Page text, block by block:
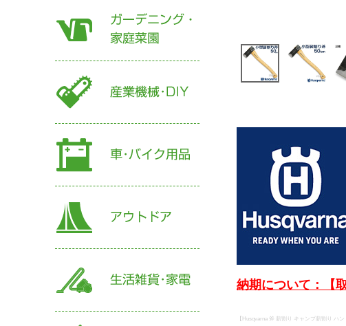
納期について：【
【Husqvarna 斧 薪割り キャンプ薪割り ハ